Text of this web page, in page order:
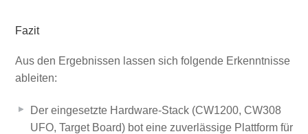
Fazit
Aus den Ergebnissen lassen sich folgende Erkenntnisse
ableiten:
Der eingesetzte Hardware-Stack (CW1200, CW308
UFO, Target Board) bot eine zuverlässige Plattform für